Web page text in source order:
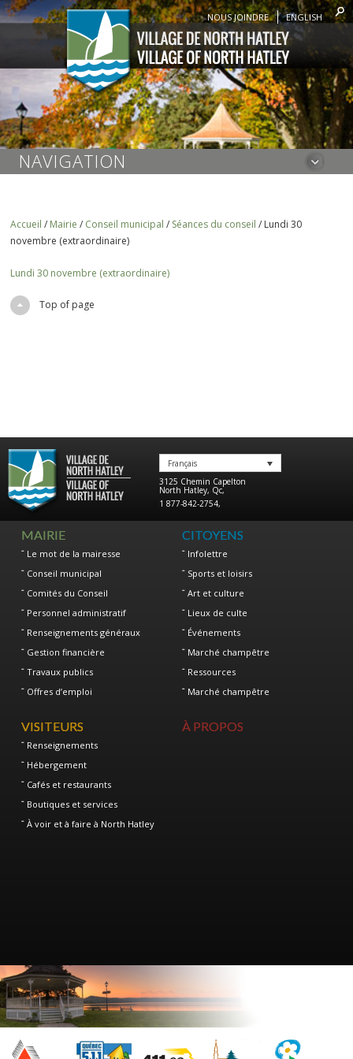
NOUS JOINDRE ENGLISH
NAVIGATION
Accueil / Mairie / Conseil municipal / Séances du conseil / Lundi 30
novembre (extraordinaire)
Lundi 30 novembre (extraordinaire)
Top of page
Français
3125 Chemin Capelton
North Hatley, Qc,
1 877-842-2754,
MAIRIE
Le mot de la mairesse
Conseil municipal
Comités du Conseil
Personnel administratif
Renseignements généraux
Gestion financière
Travaux publics
Offres d’emploi
CITOYENS
Infolettre
Sports et loisirs
Art et culture
Lieux de culte
Événements
Marché champêtre
Ressources
Marché champêtre
VISITEURS
Renseignements
Hébergement
Cafés et restaurants
Boutiques et services
À voir et à faire à North Hatley
À PROPOS